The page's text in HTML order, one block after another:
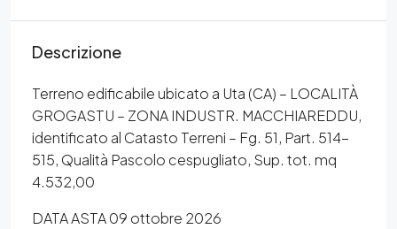
Descrizione
Terreno edificabile ubicato a Uta (CA) – LOCALITÀ
GROGASTU – ZONA INDUSTR. MACCHIAREDDU,
identificato al Catasto Terreni – Fg. 51, Part. 514-
515, Qualità Pascolo cespugliato, Sup. tot. mq
4.532,00
DATA ASTA 09 ottobre 2026